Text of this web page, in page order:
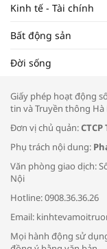
Kinh tế - Tài chính
Bất động sản
Đời sống
Giấy phép hoạt động
tin và Truyền thông Hà
Đơn vị chủ quản:
Phụ trách nội dung:
Văn phòng giao dịch:
Nội
Hotline: 0908.36.36.26
Email:
Mọi hành động sử